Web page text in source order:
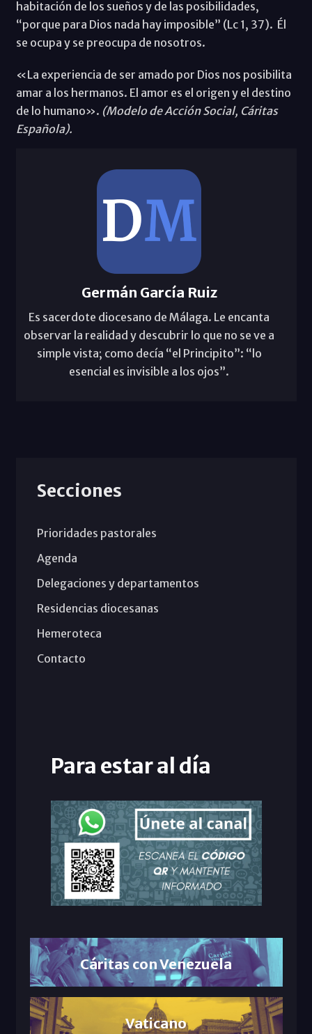
habitación de los sueños y de las posibilidades,
“porque para Dios nada hay imposible” (Lc 1, 37). Él
se ocupa y se preocupa de nosotros.
«La experiencia de ser amado por Dios nos posibilita
amar a los hermanos. El amor es el origen y el destino
de lo humano». (Modelo de Acción Social, Cáritas
Española).
Germán García Ruiz
Es sacerdote diocesano de Málaga. Le encanta
observar la realidad y descubrir lo que no se ve a
simple vista; como decía “el Principito”: “lo
esencial es invisible a los ojos”.
Secciones
Prioridades pastorales
Agenda
Delegaciones y departamentos
Residencias diocesanas
Hemeroteca
Contacto
Para estar al día
Cáritas con Venezuela
Vaticano